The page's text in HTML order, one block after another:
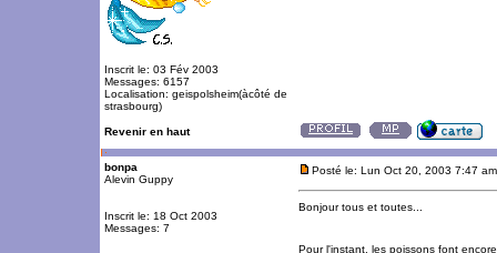
Inscrit le: 03 Fév 2003
Messages: 6157
Localisation: geispolsheim(àcôté de
strasbourg)
Revenir en haut
bonpa
Alevin Guppy
Inscrit le: 18 Oct 2003
Messages: 7
Posté le: Lun Oct 20, 2003 7:47 am
Bonjour tous et toutes...
Pour l'instant, les poissons font